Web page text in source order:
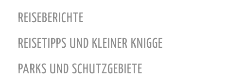
REISEBERICHTE
REISETIPPS UND KLEINER KNIGGE
PARKS UND SCHUTZGEBIETE